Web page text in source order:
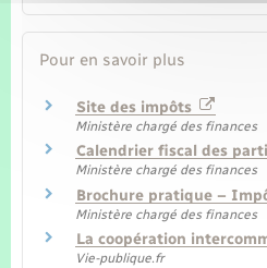
Pour en savoir plus
Site des impôts
Ministère chargé des finances
Calendrier fiscal des
Ministère chargé des finances
Brochure pratique –
Ministère chargé des finances
La coopération
Vie-publique.fr